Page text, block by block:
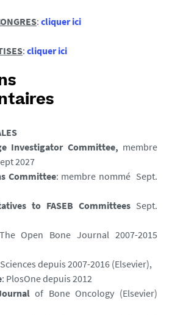
: cliquer ici
: cliquer ici
Investigator Committee, membre
2027
Committee: membre nommé Sept.
to FASEB Committees Sept.
The Open Bone Journal 2007-2015
depuis 2007-2016 (Elsevier),
: PlosOne depuis 2012
of Bone Oncology (Elsevier)